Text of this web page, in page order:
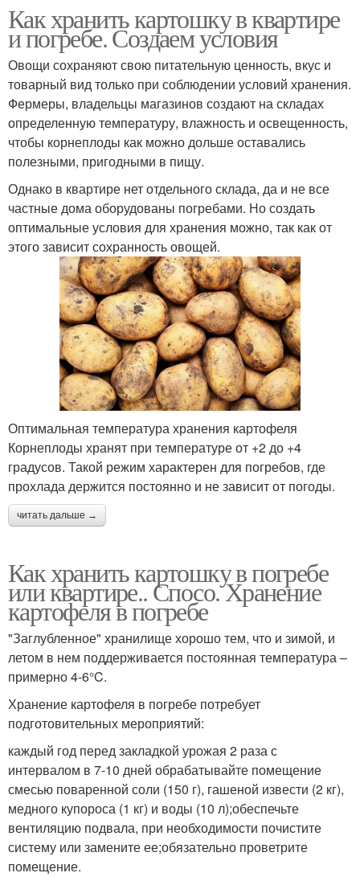
Как хранить картошку в квартире
и погребе. Создаем условия
Овощи сохраняют свою питательную ценность, вкус и
товарный вид только при соблюдении условий хранения.
Фермеры, владельцы магазинов создают на складах
определенную температуру, влажность и освещенность,
чтобы корнеплоды как можно дольше оставались
полезными, пригодными в пищу.
Однако в квартире нет отдельного склада, да и не все
частные дома оборудованы погребами. Но создать
оптимальные условия для хранения можно, так как от
этого зависит сохранность овощей.
Оптимальная температура хранения картофеля
Корнеплоды хранят при температуре от +2 до +4
градусов. Такой режим характерен для погребов, где
прохлада держится постоянно и не зависит от погоды.
читать дальше →
Как хранить картошку в погребе
или квартире.. Спосо. Хранение
картофеля в погребе
"Заглубленное" хранилище хорошо тем, что и зимой, и
летом в нем поддерживается постоянная температура –
примерно 4-6°C.
Хранение картофеля в погребе потребует
подготовительных мероприятий:
каждый год перед закладкой урожая 2 раза с
интервалом в 7-10 дней обрабатывайте помещение
смесью поваренной соли (150 г), гашеной извести (2 кг),
медного купороса (1 кг) и воды (10 л);обеспечьте
вентиляцию подвала, при необходимости почистите
систему или замените ее;обязательно проветрите
помещение.